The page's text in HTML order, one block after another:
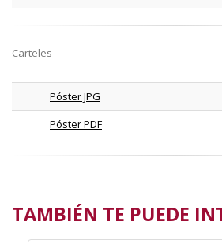
Carteles
Póster JPG
Póster PDF
TAMBIÉN TE PUEDE